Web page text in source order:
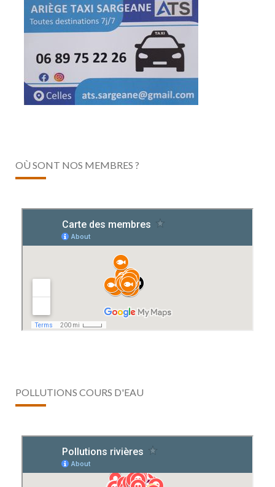
OÙ SONT NOS MEMBRES ?
POLLUTIONS COURS D'EAU